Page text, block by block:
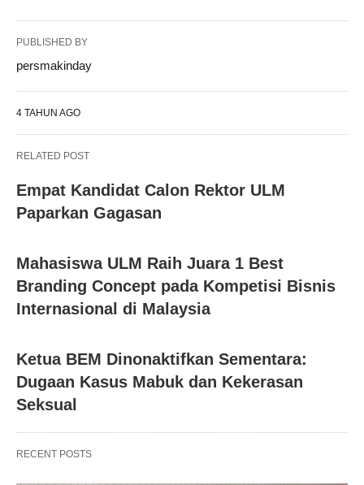
PUBLISHED BY
persmakinday
4 TAHUN AGO
RELATED POST
Empat Kandidat Calon Rektor ULM
Paparkan Gagasan
Mahasiswa ULM Raih Juara 1 Best
Branding Concept pada Kompetisi Bisnis
Internasional di Malaysia
Ketua BEM Dinonaktifkan Sementara:
Dugaan Kasus Mabuk dan Kekerasan
Seksual
RECENT POSTS